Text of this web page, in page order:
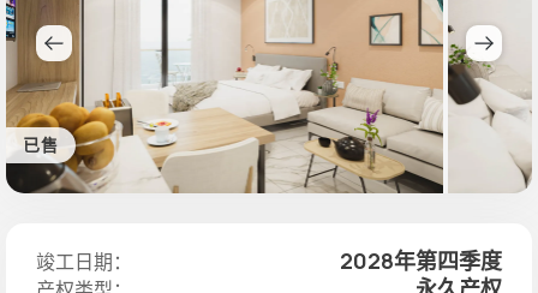
已售
竣工日期： 2028年第四季度